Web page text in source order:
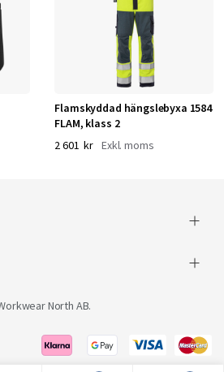
Flamskyddad hängslebyxa 1584
FLAM, klass 2
2 601 kr
North AB.